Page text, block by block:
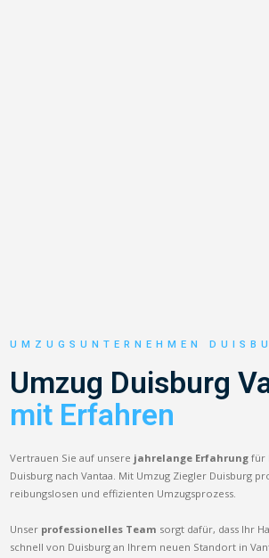
UMZUGSUNTERNEHMEN
Umzug Duisburg
mit Erfahren
Vertrauen Sie auf unsere jahrelange Erfahrung für
Duisburg nach Vantaa. Mit Umzug Ziegler Duisburg
reibungslosen und effizienten Umzugsprozess.
Unser professionelles Team sorgt dafür, dass Ihr
schnell von Duisburg an Ihrem neuen Standort in